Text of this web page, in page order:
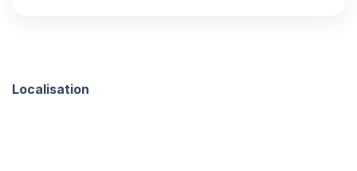
Localisation